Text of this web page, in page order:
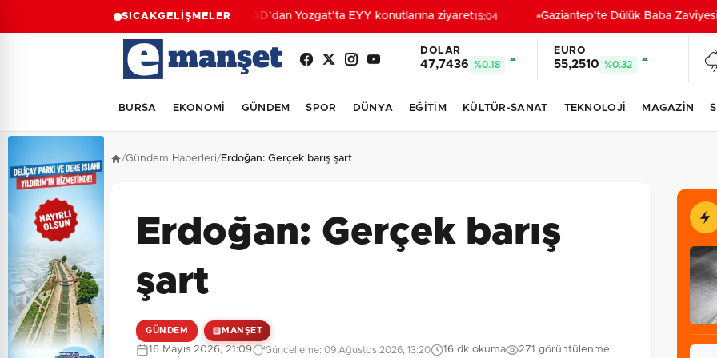
SICAKGELİŞMELERAFAD’dan Yozgat’ta EYY konutlarına ziyaret15:04 Gaziantep’te Dülük Baba
DOLAR
47,7436 %0.18
EURO
55,2510 %0.32
BURSA EKONOMİ GÜNDEM SPOR DÜNYA EĞİTİM KÜLTÜR-SANAT TEKNOLOJİ MAGAZİN
/Gündem Haberleri/Erdoğan: Gerçek barış şart
Erdoğan: Gerçek barış
şart
GÜNDEM MANŞET
16 Mayıs 2026, 21:09 Güncelleme: 09 Ağustos 2026, 13:20 16 dk okuma 271 görüntülenme